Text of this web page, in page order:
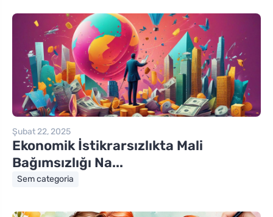
Şubat 22, 2025
Ekonomik İstikrarsızlıkta Mali
Bağımsızlığı Na...
Sem categoria